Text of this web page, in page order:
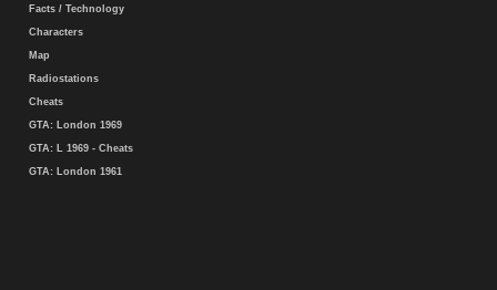
Facts / Technology
Characters
Map
Radiostations
Cheats
GTA: London 1969
GTA: L 1969 - Cheats
GTA: London 1961